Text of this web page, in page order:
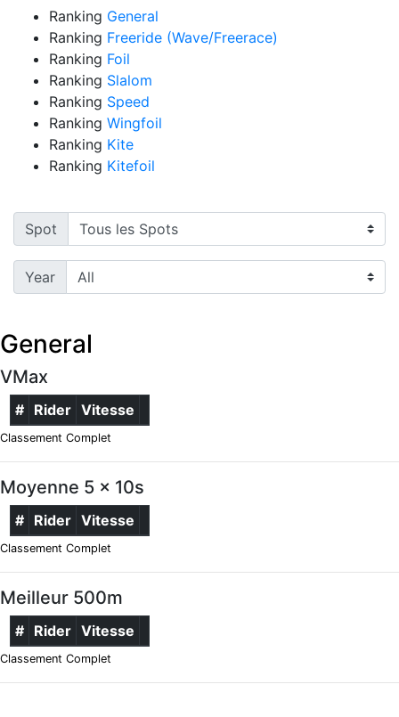
Ranking General
Ranking Freeride (Wave/Freerace)
Ranking Foil
Ranking Slalom
Ranking Speed
Ranking Wingfoil
Ranking Kite
Ranking Kitefoil
Spot
Year
General
VMax
# Rider Vitesse
Classement Complet
Moyenne 5 x 10s
# Rider Vitesse
Classement Complet
Meilleur 500m
# Rider Vitesse
Classement Complet